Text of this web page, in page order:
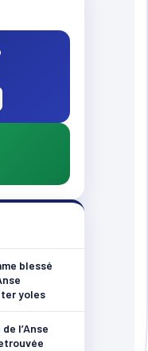
blessé
yoles
l’Anse